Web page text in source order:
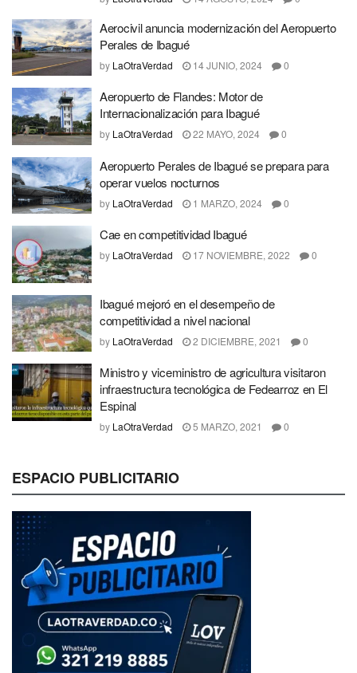
Aerocivil anuncia modernización del Aeropuerto
Perales de Ibagué
by LaOtraVerdad 14 JUNIO, 2024 0
Aeropuerto de Flandes: Motor de
Internacionalización para Ibagué
by LaOtraVerdad 22 MAYO, 2024 0
Aeropuerto Perales de Ibagué se prepara para
operar vuelos nocturnos
by LaOtraVerdad 1 MARZO, 2024 0
Cae en competitividad Ibagué
by LaOtraVerdad 17 NOVIEMBRE, 2022 0
Ibagué mejoró en el desempeño de
competitividad a nivel nacional
by LaOtraVerdad 2 DICIEMBRE, 2021 0
Ministro y viceministro de agricultura visitaron
infraestructura tecnológica de Fedearroz en El
Espinal
by LaOtraVerdad 5 MARZO, 2021 0
ESPACIO PUBLICITARIO